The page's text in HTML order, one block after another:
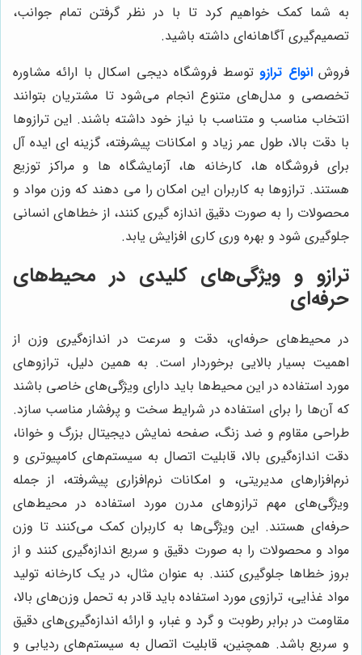
به شما کمک خواهیم کرد تا با در نظر گرفتن تمام جوانب،
تصمیم‌گیری آگاهانه‌ای داشته باشید.
فروشانواع ترازوتوسط فروشگاه دیجی اسکال با ارائه مشاوره
تخصصی و مدل‌های متنوع انجام می‌شود تا مشتریان بتوانند
انتخاب مناسب و متناسب با نیاز خود داشته باشند. این ترازوها
با دقت بالا، طول عمر زیاد و امکانات پیشرفته، گزینه ای ایده آل
برای فروشگاه ها، کارخانه ها، آزمایشگاه ها و مراکز توزیع
هستند. ترازوها به کاربران این امکان را می دهند که وزن مواد و
محصولات را به صورت دقیق اندازه گیری کنند، از خطاهای انسانی
جلوگیری شود و بهره وری کاری افزایش یابد.
ترازو و ویژگی‌های کلیدی در محیط‌های
حرفه‌ای
در محیط‌های حرفه‌ای، دقت و سرعت در اندازه‌گیری وزن از
اهمیت بسیار بالایی برخوردار است. به همین دلیل، ترازوهای
مورد استفاده در این محیط‌ها باید دارای ویژگی‌های خاصی باشند
که آن‌ها را برای استفاده در شرایط سخت و پرفشار مناسب سازد.
طراحی مقاوم و ضد زنگ، صفحه نمایش دیجیتال بزرگ و خوانا،
دقت اندازه‌گیری بالا، قابلیت اتصال به سیستم‌های کامپیوتری و
نرم‌افزارهای مدیریتی، و امکانات نرم‌افزاری پیشرفته، از جمله
ویژگی‌های مهم ترازوهای مدرن مورد استفاده در محیط‌های
حرفه‌ای هستند. این ویژگی‌ها به کاربران کمک می‌کنند تا وزن
مواد و محصولات را به صورت دقیق و سریع اندازه‌گیری کنند و از
بروز خطاها جلوگیری کنند. به عنوان مثال، در یک کارخانه تولید
مواد غذایی، ترازوی مورد استفاده باید قادر به تحمل وزن‌های بالا،
مقاومت در برابر رطوبت و گرد و غبار، و ارائه اندازه‌گیری‌های دقیق
و سریع باشد. همچنین، قابلیت اتصال به سیستم‌های ردیابی و